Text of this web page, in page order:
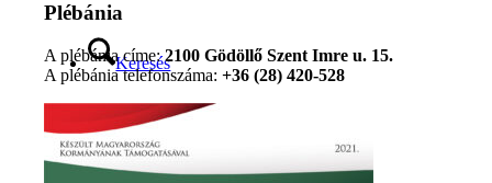
Keresés
Menu Menu
Plébánia
A plébánia címe:2100 Gödöllő Szent Imre u. 15.
A plébánia telefonszáma:+36 (28) 420-528